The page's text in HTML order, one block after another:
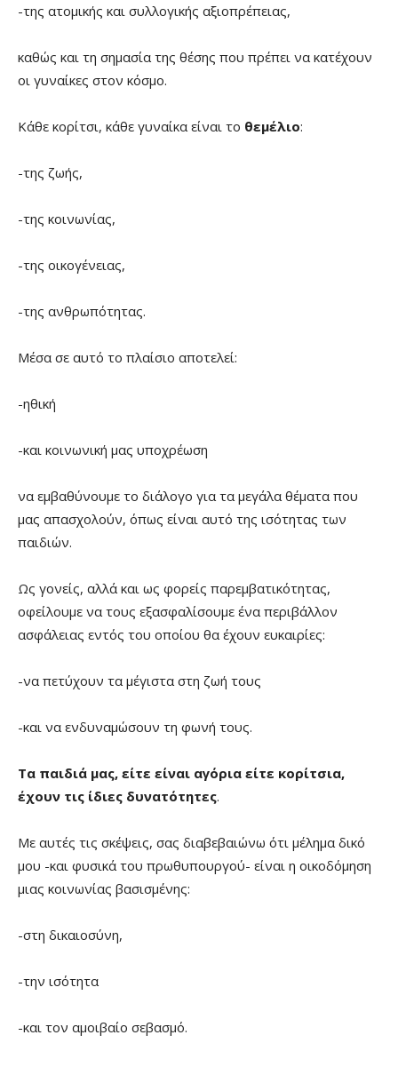
-της ατομικής και συλλογικής αξιοπρέπειας,
καθώς και τη σημασία της θέσης που πρέπει να κατέχουν
οι γυναίκες στον κόσμο.
Κάθε κορίτσι, κάθε γυναίκα είναι το θεμέλιο:
-της ζωής,
-της κοινωνίας,
-της οικογένειας,
-της ανθρωπότητας.
Μέσα σε αυτό το πλαίσιο αποτελεί:
-ηθική
-και κοινωνική μας υποχρέωση
να εμβαθύνουμε το διάλογο για τα μεγάλα θέματα που
μας απασχολούν, όπως είναι αυτό της ισότητας των
παιδιών.
Ως γονείς, αλλά και ως φορείς παρεμβατικότητας,
οφείλουμε να τους εξασφαλίσουμε ένα περιβάλλον
ασφάλειας εντός του οποίου θα έχουν ευκαιρίες:
-να πετύχουν τα μέγιστα στη ζωή τους
-και να ενδυναμώσουν τη φωνή τους.
Τα παιδιά μας, είτε είναι αγόρια είτε κορίτσια,
έχουν τις ίδιες δυνατότητες.
Με αυτές τις σκέψεις, σας διαβεβαιώνω ότι μέλημα δικό
μου -και φυσικά του πρωθυπουργού- είναι η οικοδόμηση
μιας κοινωνίας βασισμένης:
-στη δικαιοσύνη,
-την ισότητα
-και τον αμοιβαίο σεβασμό.